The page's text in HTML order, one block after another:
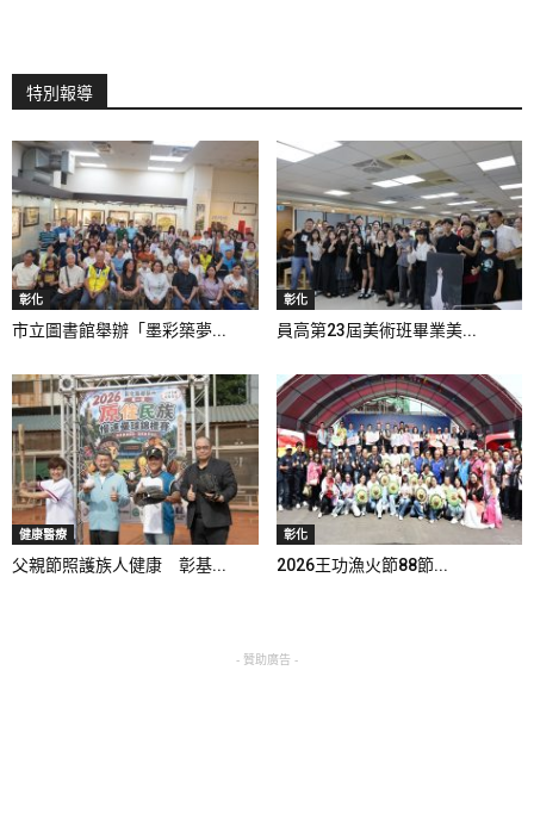
特別報導
彰化
市立圖書館舉辦「墨彩築夢...
彰化
員高第23屆美術班畢業美...
健康醫療
父親節照護族人健康 彰基...
彰化
2026王功漁火節88節...
- 贊助廣告 -